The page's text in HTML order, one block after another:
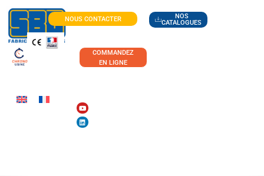
NOUS CONTACTER
NOS
CATALOGUES
COMMANDEZ
EN LIGNE